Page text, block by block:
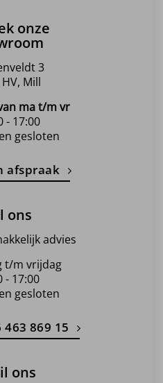
onze
3
Mill
ma t/m vr
- 17:00
gesloten
afspraak
ons
advies
t/m vrijdag
- 17:00
gesloten
463 869 15
ons